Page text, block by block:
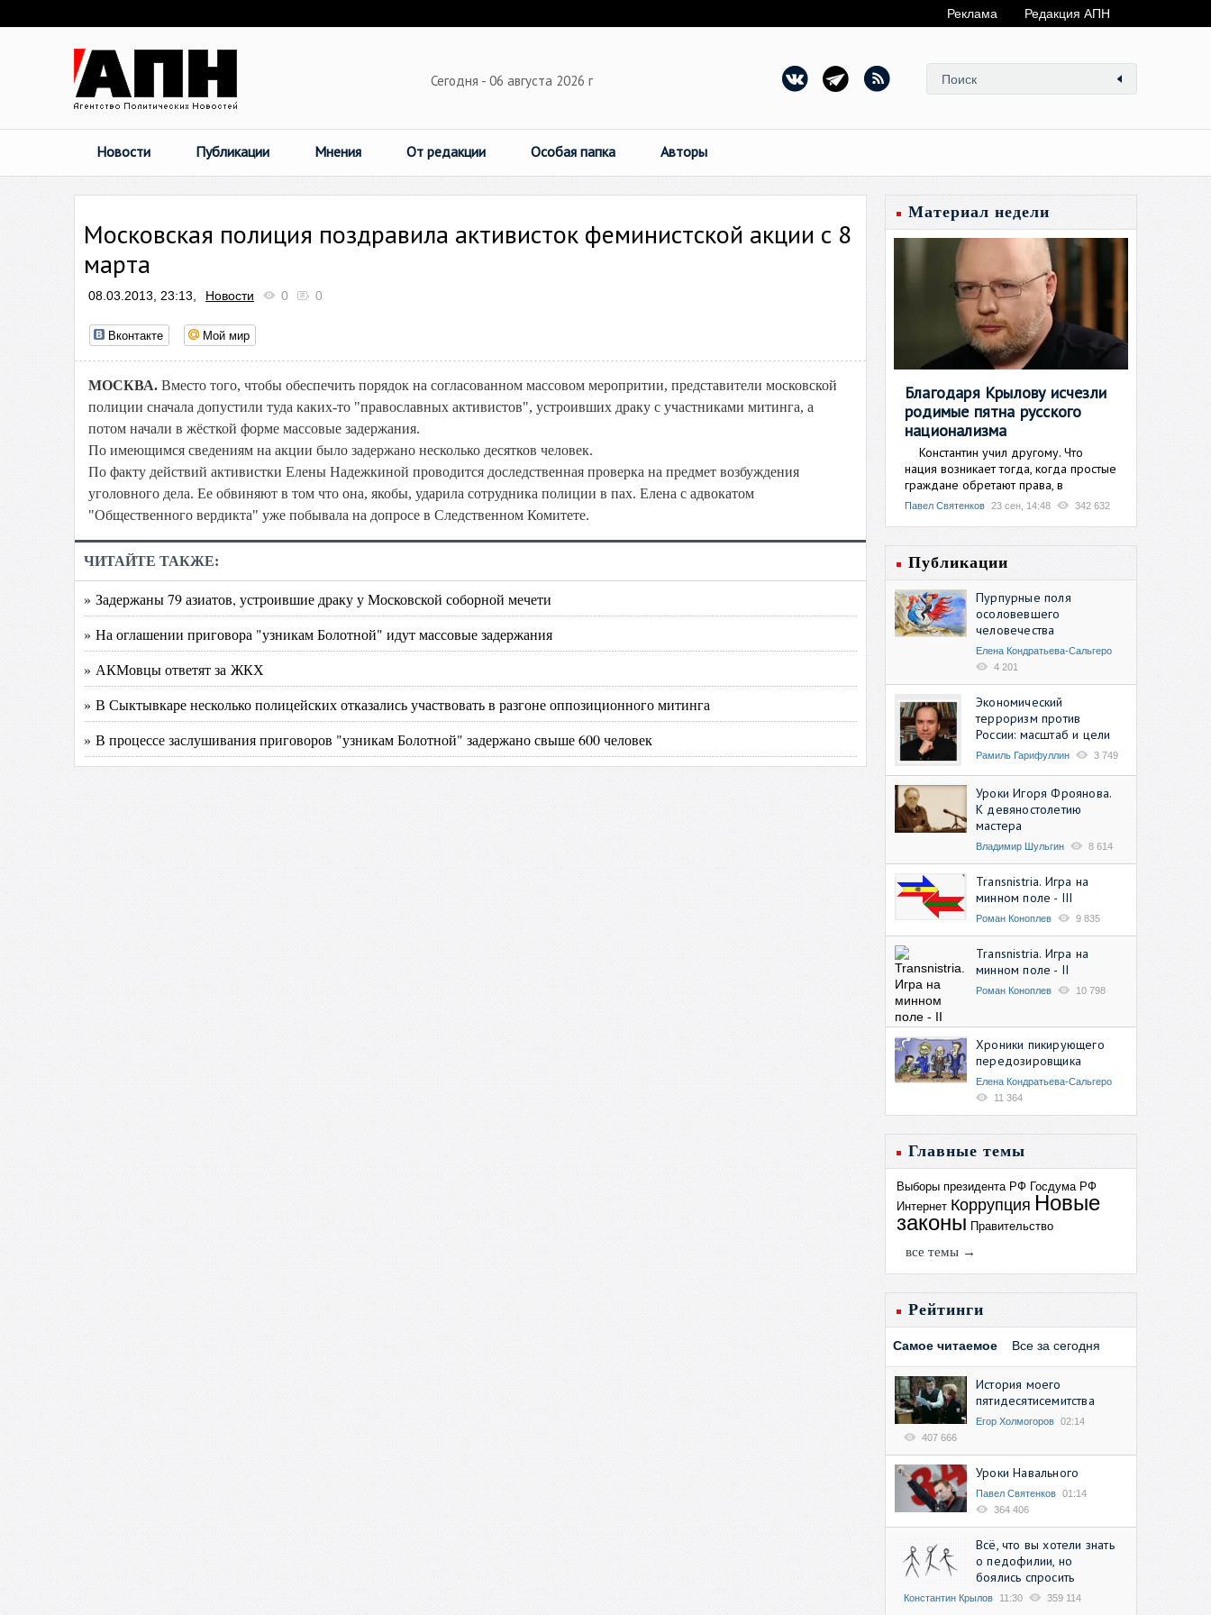
Реклама Редакция АПН
Сегодня - 06 августа 2026 г
Новости Публикации Мнения От редакции Особая папка Авторы
Московская полиция поздравила активисток феминистской акции с 8
марта
08.03.2013, 23:13, Новости 0 0
Вконтакте Мой мир
МОСКВА. Вместо того, чтобы обеспечить порядок на согласованном массовом меропритии, представители московской
полиции сначала допустили туда каких-то "православных активистов", устроивших драку с участниками митинга, а
потом начали в жёсткой форме массовые задержания.
По имеющимся сведениям на акции было задержано несколько десятков человек.
По факту действий активистки Елены Надежкиной проводится доследственная проверка на предмет возбуждения
уголовного дела. Ее обвиняют в том что она, якобы, ударила сотрудника полиции в пах. Елена с адвокатом
"Общественного вердикта" уже побывала на допросе в Следственном Комитете.
ЧИТАЙТЕ ТАКЖЕ:
» Задержаны 79 азиатов, устроившие драку у Московской соборной мечети
» На оглашении приговора "узникам Болотной" идут массовые задержания
» АКМовцы ответят за ЖКХ
» В Сыктывкаре несколько полицейских отказались участвовать в разгоне оппозиционного митинга
» В процессе заслушивания приговоров "узникам Болотной" задержано свыше 600 человек
Материал недели
Благодаря Крылову исчезли
родимые пятна русского
национализма
Константин учил другому. Что
нация возникает тогда, когда простые
граждане обретают права, в
Павел Святенков 23 сен, 14:48 342 632
Публикации
Пурпурные поля
осоловевшего
человечества
Елена Кондратьева-Сальгеро
4 201
Экономический
терроризм против
России: масштаб и цели
Рамиль Гарифуллин 3 749
Уроки Игоря Фроянова.
К девяностолетию
мастера
Владимир Шульгин 8 614
Transnistria. Игра на
минном поле - III
Роман Коноплев 9 835
Transnistria. Игра на
минном поле - II
Роман Коноплев 10 798
Хроники пикирующего
передозировщика
Елена Кондратьева-Сальгеро
11 364
Главные темы
Выборы президента РФ Госдума РФ
Интернет Коррупция Новые
законы Правительство
все темы →
Рейтинги
Самое читаемое Все за сегодня
История моего
пятидесятисемитства
Егор Холмогоров 02:14
407 666
Уроки Навального
Павел Святенков 01:14
364 406
Всё, что вы хотели знать
о педофилии, но
боялись спросить
Константин Крылов 11:30 359 114